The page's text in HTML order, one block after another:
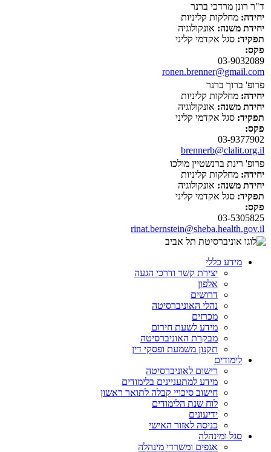
ד"ר רונן מרדכי ברנר
יחידה: מחלקות קליניות
יחידת משנה: אונקולוגיה
תפקיד: סגל אקדמי קליני
פקס:
03-9032089
ronen.brenner@gmail.com
פרופ' ברוך ברנר
יחידה: מחלקות קליניות
יחידת משנה: אונקולוגיה
תפקיד: סגל אקדמי קליני
פקס:
03-9377902
brennerb@clalit.org.il
פרופ' רינת ברנשטיין מולכו
יחידה: מחלקות קליניות
יחידת משנה: אונקולוגיה
תפקיד: סגל אקדמי קליני
פקס:
03-5305825
rinat.bernstein@sheba.health.gov.il
מידע כללי
יצירת קשר ודרכי הגעה
אלפון
דרושים
נהלי האוניברסיטה
מכרזים
מידע לשעת חירום
מבקרת האוניברסיטה
תקנון משמעת ופסקי דין
לימודים
רישום לאוניברסיטה
מידע למתעניינים בלימודים
חישוב סיכויי קבלה לתואר ראשון
לוח שנת הלימודים
ידיעונים
כניסה לאזור האישי
סגל ומינהלה
אגפים ומשרדי מינהלה